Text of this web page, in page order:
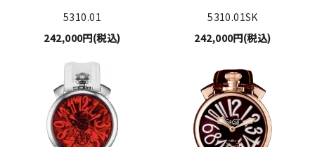
5310.01
242,000円(税込)
5310.01SK
242,000円(税込)